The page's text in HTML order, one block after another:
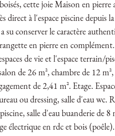
cette joie Maison en
direct à l'espace piscine depuis
su conserver le caractère
en pierre en
de vie et l'espace terrain/
de 26 m², chambre de 12
de 2,41 m². Etage.
ou dressing, salle d'eau wc.
salle d'eau buanderie de 8
électrique en rdc et bois